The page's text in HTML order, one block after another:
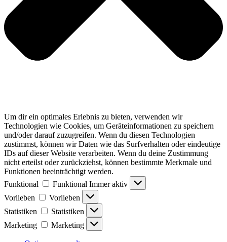
Um dir ein optimales Erlebnis zu bieten, verwenden wir
Technologien wie Cookies, um Geräteinformationen zu speichern
und/oder darauf zuzugreifen. Wenn du diesen Technologien
zustimmst, können wir Daten wie das Surfverhalten oder eindeutige
IDs auf dieser Website verarbeiten. Wenn du deine Zustimmung
nicht erteilst oder zurückziehst, können bestimmte Merkmale und
Funktionen beeinträchtigt werden.
Funktional
Funktional Immer aktiv
Vorlieben
Vorlieben
Statistiken
Statistiken
Marketing
Marketing